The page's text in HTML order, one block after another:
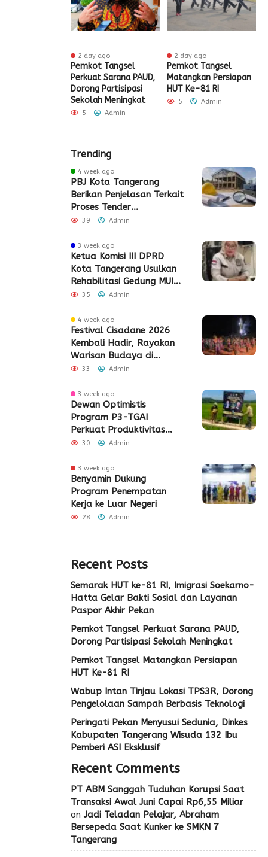
2 day ago
Pemkot Tangsel
Perkuat Sarana PAUD,
Dorong Partisipasi
Sekolah Meningkat
5 Admin
2 day ago
Pemkot Tangsel
Matangkan Persiapan
HUT Ke-81 RI
5 Admin
Trending
4 week ago
PBJ Kota Tangerang
Berikan Penjelasan Terkait
Proses Tender
Pembangunan Eks Pabrik
39 Admin
3 week ago
Ketua Komisi III DPRD
Kota Tangerang Usulkan
Rehabilitasi Gedung MUI
Periuk
35 Admin
4 week ago
Festival Cisadane 2026
Kembali Hadir, Rayakan
Warisan Budaya di
Jantung Kota Tangerang
33 Admin
3 week ago
Dewan Optimistis
Program P3-TGAI
Perkuat Produktivitas
Pertanian di Lebak
30 Admin
3 week ago
Benyamin Dukung
Program Penempatan
Kerja ke Luar Negeri
28 Admin
Recent Posts
Semarak HUT ke-81 RI, Imigrasi Soekarno-
Hatta Gelar Bakti Sosial dan Layanan
Paspor Akhir Pekan
Pemkot Tangsel Perkuat Sarana PAUD,
Dorong Partisipasi Sekolah Meningkat
Pemkot Tangsel Matangkan Persiapan
HUT Ke-81 RI
Wabup Intan Tinjau Lokasi TPS3R, Dorong
Pengelolaan Sampah Berbasis Teknologi
Peringati Pekan Menyusui Sedunia, Dinkes
Kabupaten Tangerang Wisuda 132 Ibu
Pemberi ASI Eksklusif
Recent Comments
PT ABM Sanggah Tuduhan Korupsi Saat
Transaksi Awal Juni Capai Rp6,55 Miliar
on Jadi Teladan Pelajar, Abraham
Bersepeda Saat Kunker ke SMKN 7
Tangerang